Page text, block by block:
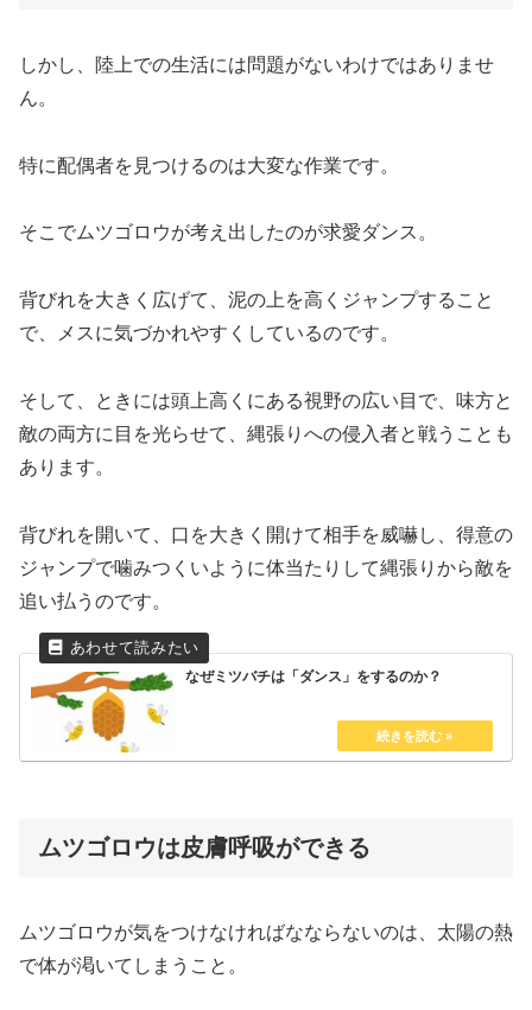
しかし、陸上での生活には問題がないわけではありませ
ん。
特に配偶者を見つけるのは大変な作業です。
そこでムツゴロウが考え出したのが求愛ダンス。
背びれを大きく広げて、泥の上を高くジャンプすること
で、メスに気づかれやすくしているのです。
そして、ときには頭上高くにある視野の広い目で、味方と
敵の両方に目を光らせて、縄張りへの侵入者と戦うことも
あります。
背びれを開いて、口を大きく開けて相手を威嚇し、得意の
ジャンプで噛みつくいように体当たりして縄張りから敵を
追い払うのです。
なぜミツバチは「ダンス」をするのか？
ムツゴロウは皮膚呼吸ができる
ムツゴロウが気をつけなければなならないのは、太陽の熱
で体が渇いてしまうこと。